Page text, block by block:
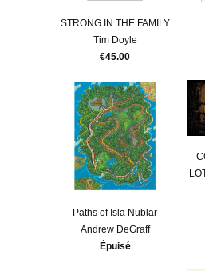
STRONG IN THE FAMILY
Tim Doyle
€45.00
Paths of Isla Nublar
Andrew DeGraff
Épuisé